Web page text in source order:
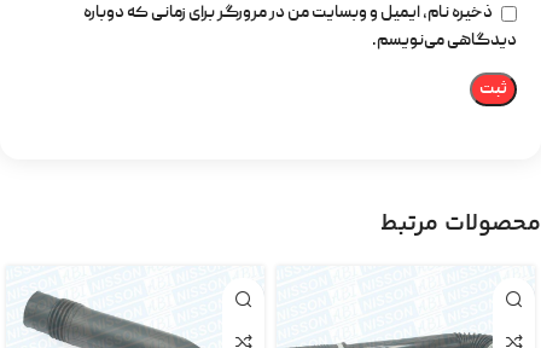
ذخیره نام، ایمیل و وبسایت من در مرورگر برای زمانی که دوباره
دیدگاهی می‌نویسم.
محصولات مرتبط